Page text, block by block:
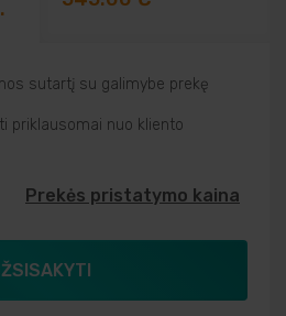
sutartį su galimybe prekę
priklausomai nuo kliento
Prekės pristatymo kaina